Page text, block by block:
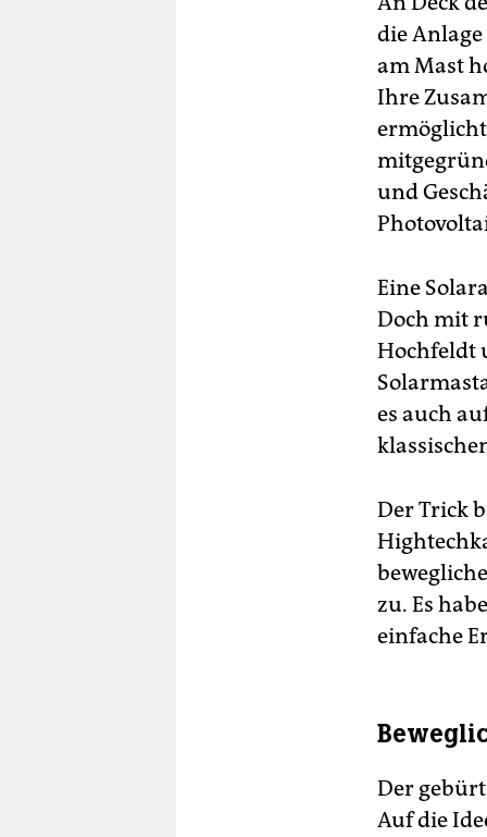
die
am Mast
Ihre
und
Eine
Doch mit
Hochfeldt
es auch
Der Trick
zu. Es
einfache
Der
Auf die